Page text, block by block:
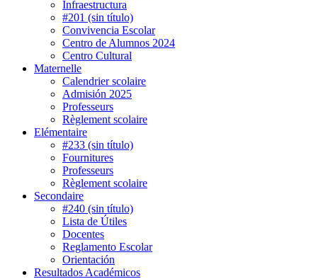
Infraestructura
#201 (sin título)
Convivencia Escolar
Centro de Alumnos 2024
Centro Cultural
Maternelle
Calendrier scolaire
Admisión 2025
Professeurs
Règlement scolaire
Elémentaire
#233 (sin título)
Fournitures
Professeurs
Règlement scolaire
Secondaire
#240 (sin título)
Lista de Útiles
Docentes
Reglamento Escolar
Orientación
Resultados Académicos